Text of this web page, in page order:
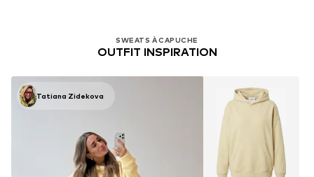
SWEATS À CAPUCHE
OUTFIT INSPIRATION
Tatiana Zidekova